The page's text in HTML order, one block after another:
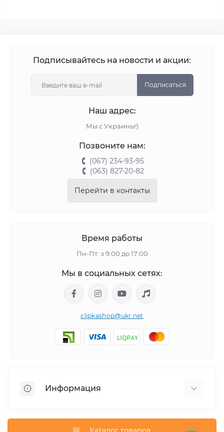
Подписывайтесь на новости и акции:
Подписаться
Наш адрес:
Мы с Украины!)
Позвоните нам:
(067) 234-93-95
(063) 827-20-82
Перейти в контакты
Время работы
Пн-Пт: з 9:00 до 17:00
Мы в социальных сетях:
clipkashop@ukr.net
Информация